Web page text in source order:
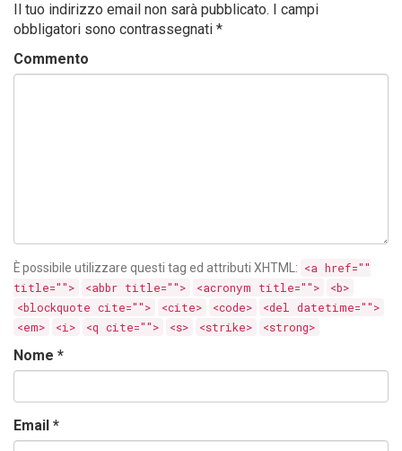
Il tuo indirizzo email non sarà pubblicato. I campi
obbligatori sono contrassegnati *
Commento
È possibile utilizzare questi tag ed attributi XHTML : <a href=""
title="">
<abbr title=""> <acronym title="">
<b>
<blockquote cite="">
<cite> <code>
<del datetime="">
<em>
<i> <q cite=""> <s> <strike> <strong>
Nome *
Email *